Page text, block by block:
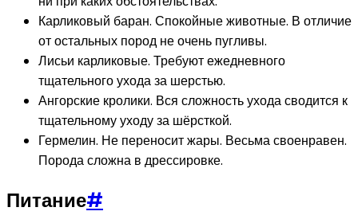
Карликовый баран. Спокойные животные. В отличие
от остальных пород не очень пугливы.
Лисьи карликовые. Требуют ежедневного
тщательного ухода за шерстью.
Ангорские кролики. Вся сложность ухода сводится к
тщательному уходу за шёрсткой.
Гермелин. Не переносит жары. Весьма своенравен.
Порода сложна в дрессировке.
Питание#